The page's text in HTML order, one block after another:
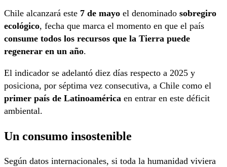
Chile alcanzará este 7 de mayo el denominado sobregiro
ecológico, fecha que marca el momento en que el país
consume todos los recursos que la Tierra puede
regenerar en un año.
El indicador se adelantó diez días respecto a 2025 y
posiciona, por séptima vez consecutiva, a Chile como el
primer país de Latinoamérica en entrar en este déficit
ambiental.
Un consumo insostenible
Según datos internacionales, si toda la humanidad viviera